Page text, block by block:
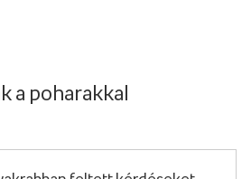
a poharakkal